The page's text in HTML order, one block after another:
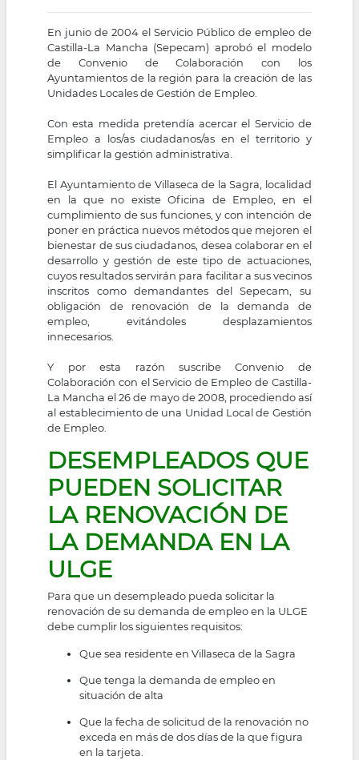
En junio de 2004 el Servicio Público de empleo de
Castilla-La Mancha (Sepecam) aprobó el modelo
de Convenio de Colaboración con los
Ayuntamientos de la región para la creación de las
Unidades Locales de Gestión de Empleo.
Con esta medida pretendía acercar el Servicio de
Empleo a los/as ciudadanos/as en el territorio y
simplificar la gestión administrativa.
El Ayuntamiento de Villaseca de la Sagra, localidad
en la que no existe Oficina de Empleo, en el
cumplimiento de sus funciones, y con intención de
poner en práctica nuevos métodos que mejoren el
bienestar de sus ciudadanos, desea colaborar en el
desarrollo y gestión de este tipo de actuaciones,
cuyos resultados servirán para facilitar a sus vecinos
inscritos como demandantes del Sepecam, su
obligación de renovación de la demanda de
empleo, evitándoles desplazamientos
innecesarios.
Y por esta razón suscribe Convenio de
Colaboración con el Servicio de Empleo de Castilla-
La Mancha el 26 de mayo de 2008, procediendo así
al establecimiento de una Unidad Local de Gestión
de Empleo.
DESEMPLEADOS QUE
PUEDEN SOLICITAR
LA RENOVACIÓN DE
LA DEMANDA EN LA
ULGE
Para que un desempleado pueda solicitar la
renovación de su demanda de empleo en la ULGE
debe cumplir los siguientes requisitos:
Que sea residente en Villaseca de la Sagra
Que tenga la demanda de empleo en
situación de alta
Que la fecha de solicitud de la renovación no
exceda en más de dos días de la que figura
en la tarjeta.